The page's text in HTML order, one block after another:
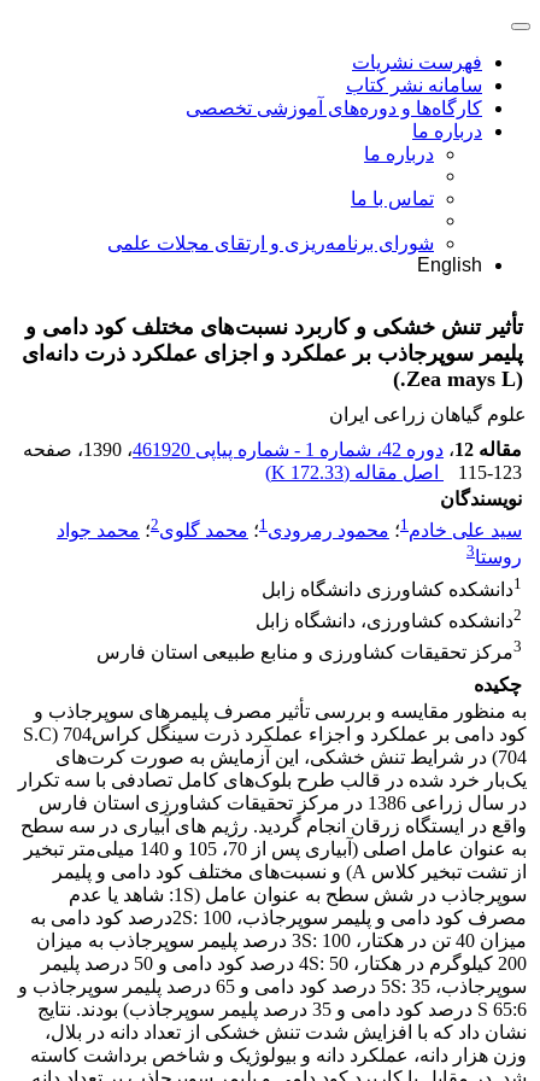
فهرست نشریات
سامانه نشر کتاب
کارگاه‌ها و دوره‌های آموزشی تخصصی
درباره ما
درباره ما
تماس با ما
شورای برنامه‌ریزی و ارتقای مجلات علمی
English
تأثیر تنش خشکی و کاربرد نسبت‌های مختلف کود دامی و
پلیمر سوپر‌جاذب بر عملکرد و اجزای عملکرد ذرت دانه‌ای
(Zea mays L.)
علوم گیاهان زراعی ایران
مقاله 12
، دوره 42، شماره 1 - شماره پیاپی 461920 ، 1390
، صفحه
115-123
اصل مقاله (172.33 K
)
نویسندگان
سید علی خادم1؛ محمود رمرودی1؛ محمد گلوی2؛ محمد جواد
روستا3
1دانشکده کشاورزی دانشگاه زابل
2دانشکده کشاورزی، دانشگاه زابل
3مرکز تحقیقات کشاورزی و منابع طبیعی استان فارس
چکیده
به منظور مقایسه و بررسی تأثیر مصرف پلیمرهای سوپرجاذب و
کود دامی بر عملکرد و اجزاء عملکرد ذرت سینگل‌ کراس704 (S.C
704) در شرایط تنش خشکی، این آزمایش به صورت کرت‌های
یک‌بار خرد شده در قالب طرح بلوک‌های کامل تصادفی با سه تکرار
در سال زراعی 1386 در مرکز تحقیقات کشاورزی استان فارس
واقع در ایستگاه زرقان انجام گردید. رژیم‌ های آبیاری در سه سطح
به عنوان عامل اصلی (آبیاری پس از 70، 105 و 140 میلی‌متر تبخیر
از تشت تبخیر کلاس A) و نسبت‌های مختلف کود دامی و پلیمر
سوپرجاذب در شش سطح به عنوان عامل (1S: شاهد یا عدم
مصرف کود دامی و پلیمر سوپرجاذب، 2S: 100درصد کود دامی به
میزان 40 تن در هکتار، 3S: 100 درصد پلیمر سوپرجاذب به میزان
200 کیلوگرم در هکتار، 4S: 50 درصد کود دامی و 50 درصد پلیمر
سوپرجاذب، 5S: 35 درصد کود دامی و 65 درصد پلیمر سوپرجاذب و
6:S 65 درصد کود دامی و 35 درصد پلیمر سوپرجاذب) بودند. نتایج
نشان داد که با افزایش شدت تنش خشکی از تعداد دانه در بلال،
وزن هزار دانه، عملکرد دانه و بیولوژیک و شاخص برداشت کاسته